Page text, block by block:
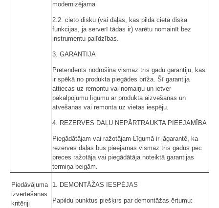
modernizējama
2.2. cieto disku (vai daļas, kas pilda cietā diska
funkcijas, ja serverī tādas ir) varētu nomainīt bez
instrumentu palīdzības.
3. GARANTIJA
Pretendents nodrošina vismaz trīs gadu garantiju, kas
ir spēkā no produkta piegādes brīža. Šī garantija
attiecas uz remontu vai nomaiņu un ietver
pakalpojumu līgumu ar produkta aizvešanas un
atvešanas vai remonta uz vietas iespēju.
4. REZERVES DAĻU NEPĀRTRAUKTA PIEEJAMĪBA
Piegādātājam vai ražotājam Līgumā ir jāgarantē, ka
rezerves daļas būs pieejamas vismaz trīs gadus pēc
preces ražotāja vai piegādātāja noteiktā garantijas
termiņa beigām.
Piedāvājuma
izvērtēšanas
kritēriji
1. DEMONTĀŽAS IESPĒJAS
Papildu punktus piešķirs par demontāžas ērtumu: